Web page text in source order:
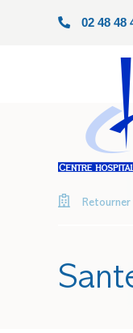
02 48 48